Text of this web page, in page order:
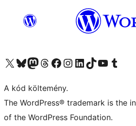
Visit our X (formerly Twitter) account
Visit our Bluesky account
Twitter csatornánk
Visit our Threads account
Facebook oldalunk megtekintése
Visit our Instagram account
Visit our LinkedIn account
Visit our TikTok account
Visit our YouTube channel
Visit our
A kód költemény.
The WordPress® trademark is the
of the WordPress Foundation.